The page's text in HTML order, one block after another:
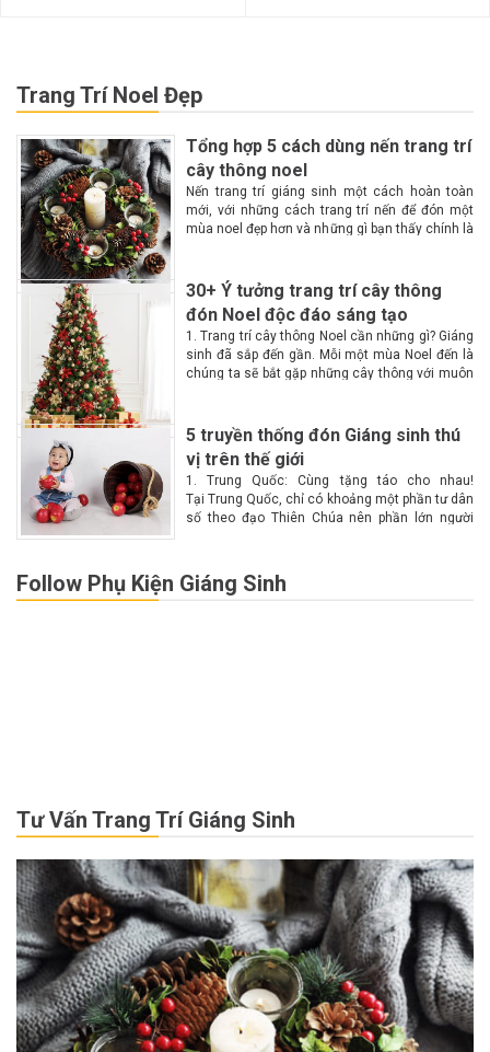
Trang Trí Noel Đẹp
Tổng hợp 5 cách dùng nến trang trí
cây thông noel
Nến trang trí giáng sinh một cách hoàn toàn
mới, với những cách trang trí nến để đón một
mùa noel đẹp hơn và những gì bạn thấy chính là
30+ Ý tưởng trang trí cây thông
đón Noel độc đáo sáng tạo
1. Trang trí cây thông Noel cần những gì? Giáng
sinh đã sắp đến gần. Mỗi một mùa Noel đến là
chúng ta sẽ bắt gặp những cây thông với muôn
5 truyền thống đón Giáng sinh thú
vị trên thế giới
1. Trung Quốc: Cùng tặng táo cho nhau!
Tại Trung Quốc, chỉ có khoảng một phần tư dân
số theo đạo Thiên Chúa nên phần lớn người
Follow Phụ Kiện Giáng Sinh
Tư Vấn Trang Trí Giáng Sinh